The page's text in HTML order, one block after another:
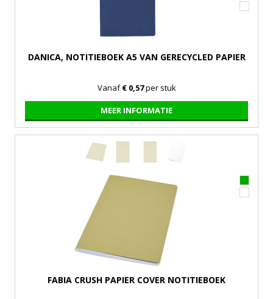
DANICA, NOTITIEBOEK A5 VAN GERECYCLED PAPIER
Vanaf€ 0,57per stuk
MEER INFORMATIE
FABIA CRUSH PAPIER COVER NOTITIEBOEK